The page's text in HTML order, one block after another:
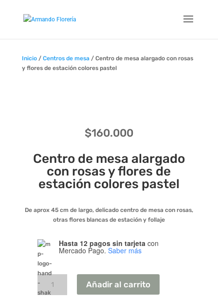
Inicio/ Centros de mesa / Centro de mesa alargado con rosas
y flores de estación colores pastel
$160.000
Centro de mesa alargado
con rosas y flores de
estación colores pastel
De aprox 45 cm de largo, delicado centro de mesa con rosas,
otras flores blancas de estación y follaje
Hasta 12 pagos sin tarjeta con
Mercado Pago. Saber más
Centro
de
alargado
Añadir al carrito